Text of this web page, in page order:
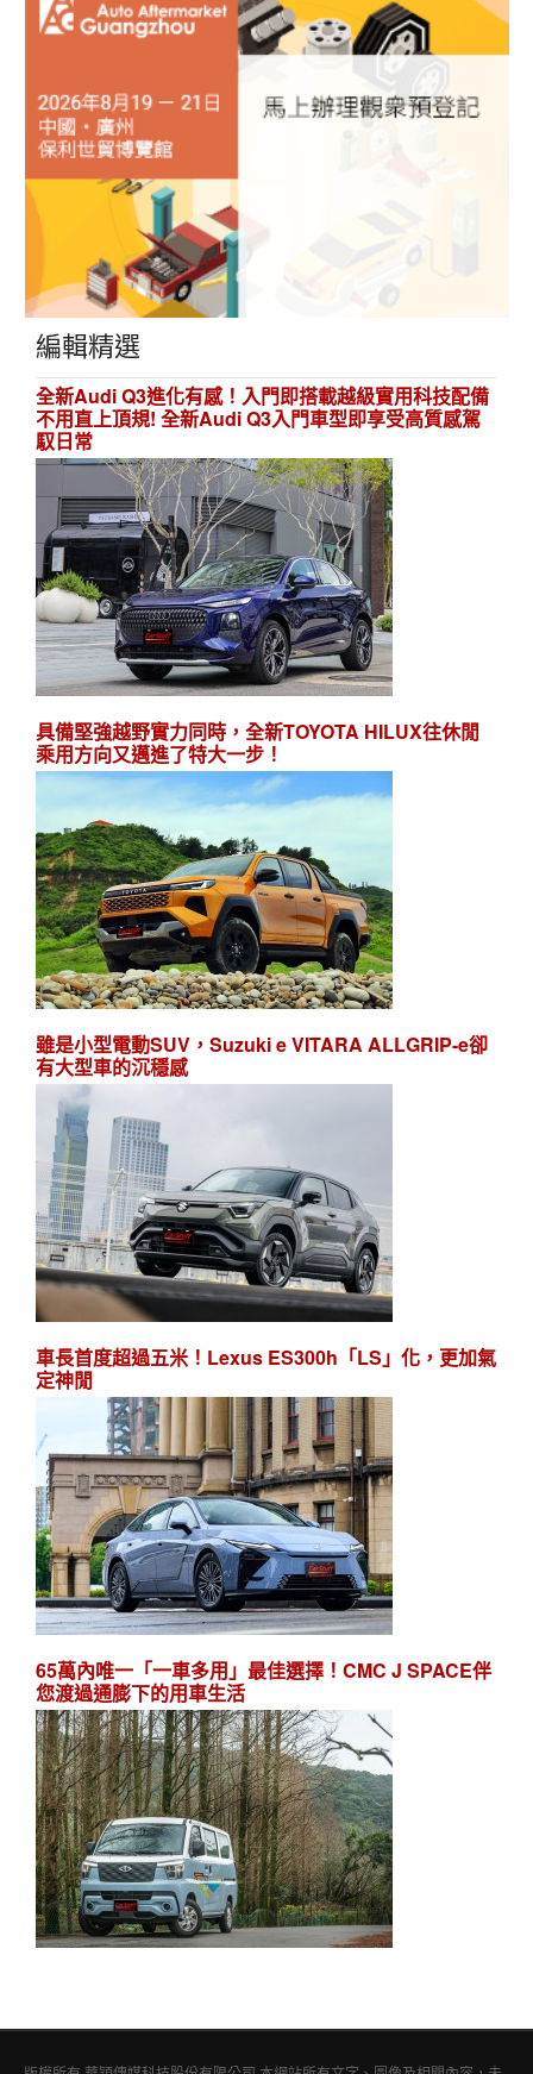
編輯精選
全新Audi Q3進化有感！入門即搭載越級實用科技配備
不用直上頂規! 全新Audi Q3入門車型即享受高質感駕
馭日常
具備堅強越野實力同時，全新TOYOTA HILUX往休閒
乘用方向又邁進了特大一步！
雖是小型電動SUV，Suzuki e VITARA ALLGRIP-e卻
有大型車的沉穩感
車長首度超過五米！Lexus ES300h「LS」化，更加氣
定神閒
65萬內唯一「一車多用」最佳選擇！CMC J SPACE伴
您渡過通膨下的用車生活